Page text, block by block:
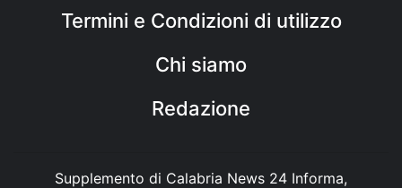
Termini e Condizioni di utilizzo
Chi siamo
Redazione
Supplemento di Calabria News 24 Informa,